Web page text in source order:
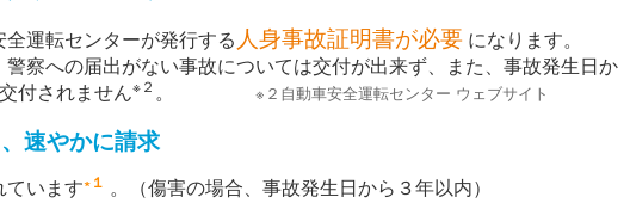
運転センターが発行する 人身事故証明書が必要になります。
察への届出がない事故については交付が出来ず、また、事故発生日か
付されません※２ 。 ※２自動車安全運転センター ウェブサイト
速やかに請求
ています∗１ 。（傷害の場合、事故発生日から３年以内）